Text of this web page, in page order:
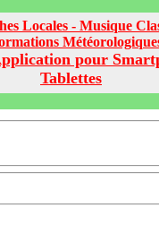
Locales - Musique
pour
Tablettes